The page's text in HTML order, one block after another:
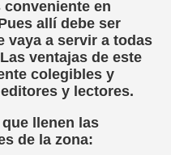
en
allí debe ser
vaya a servir a todas
ventajas de este
colegibles y
y lectores.
llenen las
de la zona:
Visual